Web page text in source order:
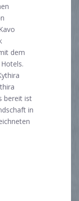
dem
bereit ist
in